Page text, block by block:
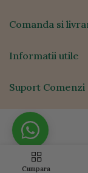
Comanda si
Informatii utile
Suport Comenzi
Cumpara